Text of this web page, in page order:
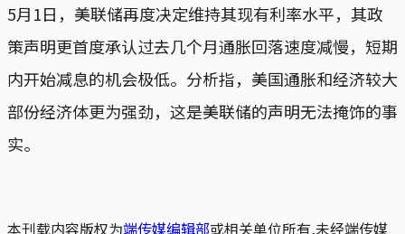
5月1日，美联储再度决定维持其现有利率水平，其政
策声明更首度承认过去几个月通胀回落速度减慢，短期
内开始减息的机会极低。分析指，美国通胀和经济较大
部份经济体更为强劲，这是美联储的声明无法掩饰的事
实。
本刊载内容版权为端传媒编辑部或相关单位所有,未经端传媒